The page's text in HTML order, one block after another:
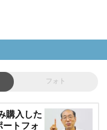
フォト
購入した
トフォ